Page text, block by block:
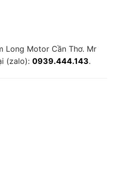
Long Motor Cần Thơ. Mr
(zalo): 0939.444.143.